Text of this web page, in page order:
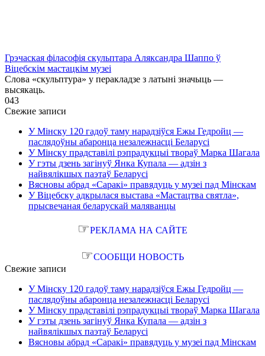
Грэчаская філасофія скульптара Аляксандра Шаппо ў
Віцебскім мастацкім музеі
Слова «скульптура» у перакладзе з латыні значыць —
высякаць.
043
Свежие записи
У Мінску 120 гадоў таму нарадзіўся Ежы Гедройц —
паслядоўны абаронца незалежнасці Беларусі
У Мінску прадставілі рэпрадукцыі твораў Марка Шагала
У гэты дзень загінуў Янка Купала — адзін з
найвялікшых паэтаў Беларусі
Вясновы абрад «Саракі» правядуць у музеі пад Мінскам
У Віцебску адкрылася выстава «Мастацтва святла»,
прысвечаная беларускай маляванцы
☞РЕКЛАМА НА САЙТЕ
☞СООБЩИ НОВОСТЬ
Свежие записи
У Мінску 120 гадоў таму нарадзіўся Ежы Гедройц —
паслядоўны абаронца незалежнасці Беларусі
У Мінску прадставілі рэпрадукцыі твораў Марка Шагала
У гэты дзень загінуў Янка Купала — адзін з
найвялікшых паэтаў Беларусі
Вясновы абрад «Саракі» правядуць у музеі пад Мінскам